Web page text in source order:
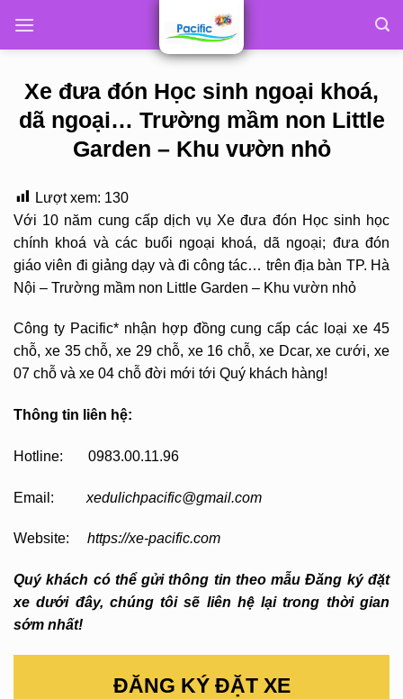
Xe đưa đón Học sinh ngoại khoá,
dã ngoại… Trường mầm non Little
Garden – Khu vườn nhỏ
Lượt xem: 130
Với 10 năm cung cấp dịch vụ Xe đưa đón Học sinh học
chính khoá và các buổi ngoại khoá, dã ngoại; đưa đón
giáo viên đi giảng dạy và đi công tác… trên địa bàn TP. Hà
Nội – Trường mầm non Little Garden – Khu vườn nhỏ
Công ty Pacific* nhận hợp đồng cung cấp các loại xe 45
chỗ, xe 35 chỗ, xe 29 chỗ, xe 16 chỗ, xe Dcar, xe cưới, xe
07 chỗ và xe 04 chỗ đời mới tới Quý khách hàng!
Thông tin liên hệ:
Hotline: 0983.00.11.96
Email: xedulichpacific@gmail.com
Website: https://xe-pacific.com
Quý khách có thể gửi thông tin theo mẫu Đăng ký đặt
xe dưới đây, chúng tôi sẽ liên hệ lại trong thời gian
sớm nhất!
ĐĂNG KÝ ĐẶT XE